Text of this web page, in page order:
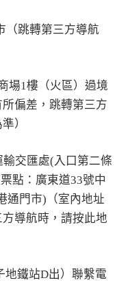
（跳轉第三方導航
場1樓（火區）過境
偏差，跳轉第三方
）
交匯處(入口第二條
點：廣東道33號中
通門市)（室內地址
導航時，請按此地
地鐵站D出）聯繫電